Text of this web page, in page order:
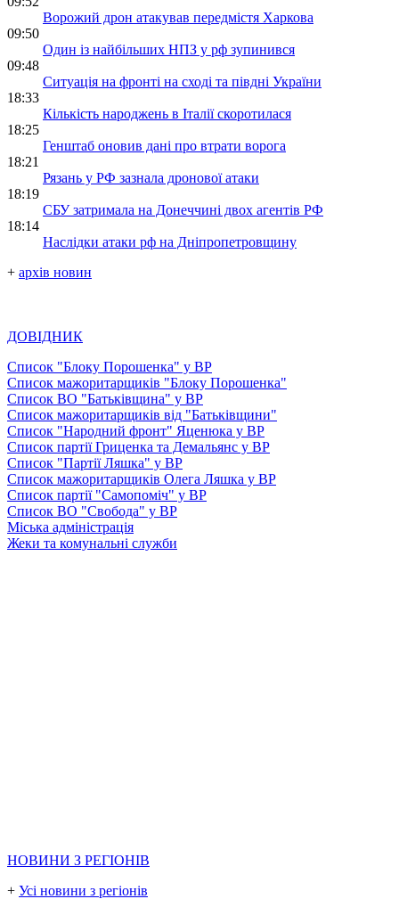
Ворожий дрон атакував передмістя Харкова
09:50
Один із найбільших НПЗ у рф зупинився
09:48
Ситуація на фронті на сході та півдні України
18:33
Кількість народжень в Італії скоротилася
18:25
Генштаб оновив дані про втрати ворога
18:21
Рязань у РФ зазнала дронової атаки
18:19
СБУ затримала на Донеччині двох агентів РФ
18:14
Наслідки атаки рф на Дніпропетровщину
+ архів новин
ДОВІДНИК
Список "Блоку Порошенка" у ВР
Список мажоритарщиків "Блоку Порошенка"
Список ВО "Батьківщина" у ВР
Список мажоритарщиків від "Батьківщини"
Список "Народний фронт" Яценюка у ВР
Список партії Гриценка та Демальянс у ВР
Список "Партії Ляшка" у ВР
Список мажоритарщиків Олега Ляшка у ВР
Список партії "Самопоміч" у ВР
Список ВО "Свобода" у ВР
Міська адміністрація
Жеки та комунальні служби
НОВИНИ З РЕГІОНІВ
+ Усі новини з регіонів